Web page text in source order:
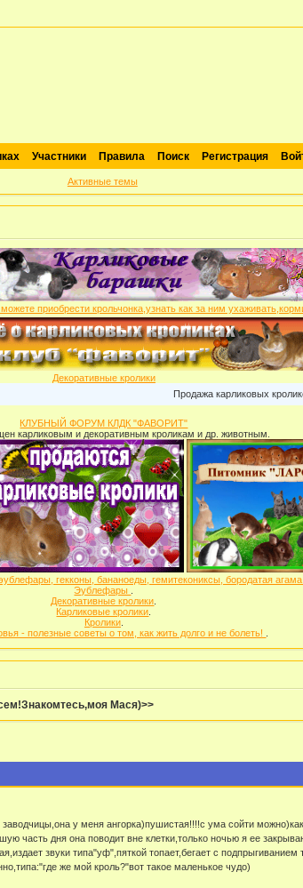
Участники Правила Поиск Регистрация
Активные темы
Декоративные кролики
Продажа карликовых кроликов:
КЛУБНЫЙ ФОРУМ КЛДК "ФАВОРИТ"
карликовым и декоративным кроликам и др. животным.
гекконы, бананоеды, гемитекониксы, бородатая
Эублефары
Декоративные кролики
Карликовые кролики
Кролики.
- полезные советы о том, как жить долго и не болеть!
Мася)>>
у меня ангорка)пушистая!!!!с ума сойти
часть дня она поводит вне клетки,только ночью я ее
звуки типа"уф",пяткой топает,бегает с
же мой кроль?"вот такое маленькое чудо)